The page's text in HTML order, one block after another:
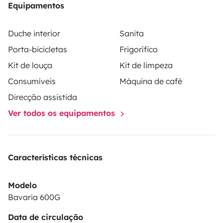
makercitrus juicer
enjoyable!Whether you are planning a seaside
getaway, a mountain escape or a spontaneous road
trip, all you have to do is hit the road 🌍We look
forward to hearing from you!
Élise & Nicolas
Equipamentos
Duche interior
Sanita
Porta-bicicletas
Frigorífico
Kit de louça
Kit de limpeza
Consumíveis
Máquina de café
Direcção assistida
Ver todos os equipamentos
Características técnicas
Modelo
Bavaria 600G
Data de circulação